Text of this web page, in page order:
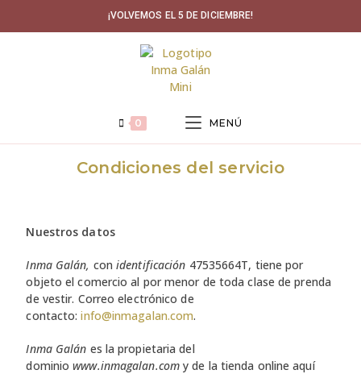
¡VOLVEMOS EL 5 DE DICIEMBRE!
0 MENÚ
Condiciones del servicio
Nuestros datos
Inma Galán, conidentificación 47535664T, tiene por
objeto el comercio al por menor de toda clase de prenda
de vestir. Correo electrónico de
contacto:info@inmagalan.com.
Inma Galán es la propietaria del
dominiowww.inmagalan.comy de la tienda online aquí